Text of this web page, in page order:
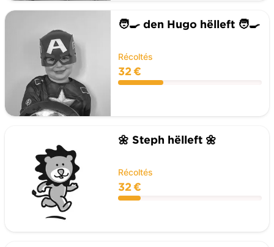
🧑‍🍳 den Hugo hëlleft 🧑‍🍳
Récoltés
32 €
🌼 Steph hëlleft 🌼
Récoltés
32 €